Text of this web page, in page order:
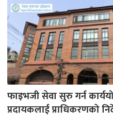
फाइभजी सेवा सुरु गर्न
प्रदायकलाई प्राधिकरणको